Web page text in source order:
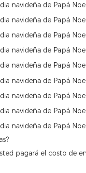
pagará el costo de